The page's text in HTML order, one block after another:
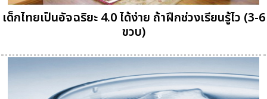
เด็กไทยเป็นอัจฉริยะ 4.0 ได้ง่าย ถ้าฝึกช่วงเรียนรู้ไว (3-6
ขวบ)